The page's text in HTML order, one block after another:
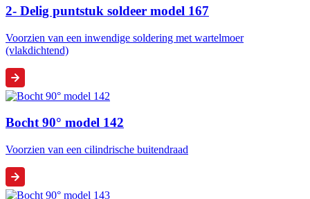
2- Delig puntstuk soldeer model 167
Voorzien van een inwendige soldering met wartelmoer
(vlakdichtend)
Bocht 90° model 142
Voorzien van een cilindrische buitendraad